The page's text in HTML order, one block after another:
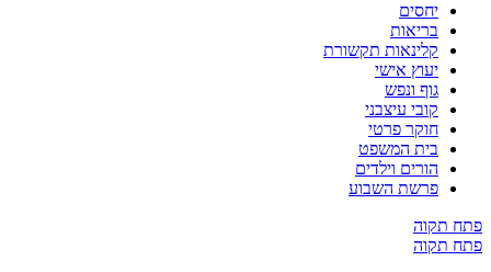
יחסים
בריאות
קלינאות תקשורת
יעוץ אישי
גוף ונפש
קובי עיצבני
חוקר פרטי
בית המשפט
הורים וילדים
פרשת השבוע
תקוה
תקוה